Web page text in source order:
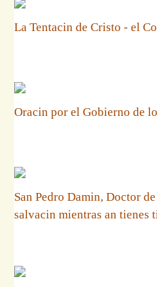
La Tentacin de Cristo - el
Oracin por el Gobierno de
San Pedro Damin, Doctor
salvacin mientras an tienes